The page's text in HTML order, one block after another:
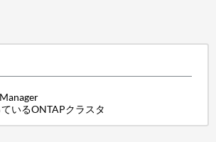
いるONTAPクラスタ